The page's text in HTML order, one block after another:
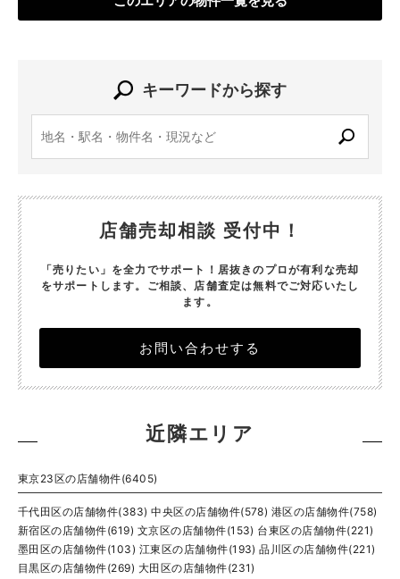
キーワードから探す
店舗売却相談 受付中！
「売りたい」を全力でサポート！居抜きのプロが有利な売却
をサポートします。 ご相談、店舗査定は無料でご対応いたし
ます。
お問い合わせする
近隣エリア
東京23区の店舗物件(6405)
千代田区の店舗物件(383) 中央区の店舗物件(578) 港区の店舗物件(758)
新宿区の店舗物件(619) 文京区の店舗物件(153) 台東区の店舗物件(221)
墨田区の店舗物件(103) 江東区の店舗物件(193) 品川区の店舗物件(221)
目黒区の店舗物件(269) 大田区の店舗物件(231)